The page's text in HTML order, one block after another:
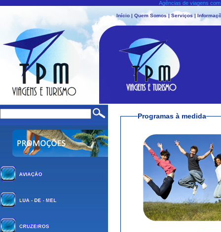
Agências de viagens
Início | Quem Somos|Serviços|
Programas à medida